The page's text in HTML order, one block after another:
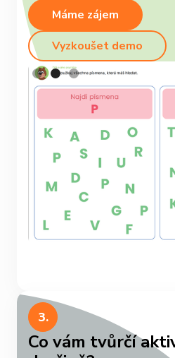
Máme zájem
Vyzkoušet demo
3.
Co vám tvůrčí